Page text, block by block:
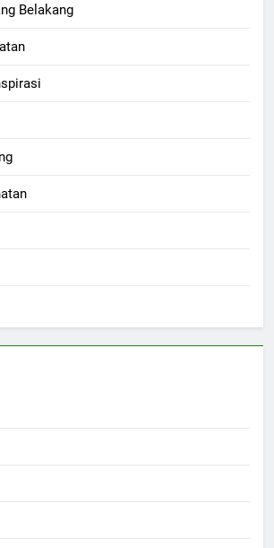
Belakang